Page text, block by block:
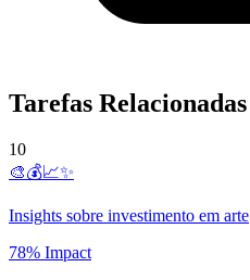
Tarefas Relacionadas
10
🎨💰📈✨
Insights sobre investimento em arte
78% Impact